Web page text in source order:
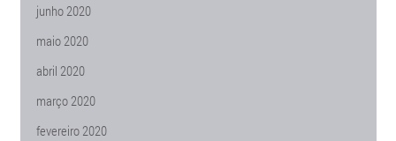
junho 2020
maio 2020
abril 2020
março 2020
fevereiro 2020